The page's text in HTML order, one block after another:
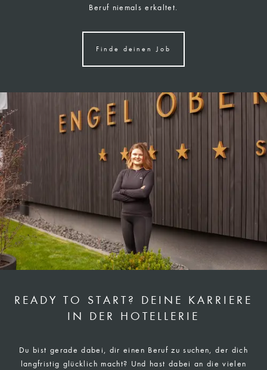
Beruf niemals erkaltet.
Finde deinen Job
READY TO START? DEINE KARRIERE
IN DER HOTELLERIE
Du bist gerade dabei, dir einen Beruf zu suchen, der dich
langfristig glücklich macht? Und hast dabei an die vielen